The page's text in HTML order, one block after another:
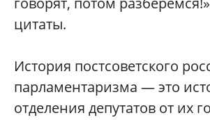
цитаты.
История постсоветского
парламентаризма — это
отделения депутатов от их